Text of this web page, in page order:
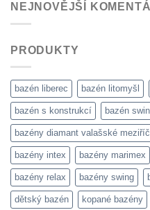
NEJNOVĚJŠÍ
PRODUKTY
bazén liberec bazén litomyšl
bazén s konstrukcí bazén
bazény diamant valašské
bazény intex bazény marimex
bazény relax bazény swing
dětský bazén kopané bazény